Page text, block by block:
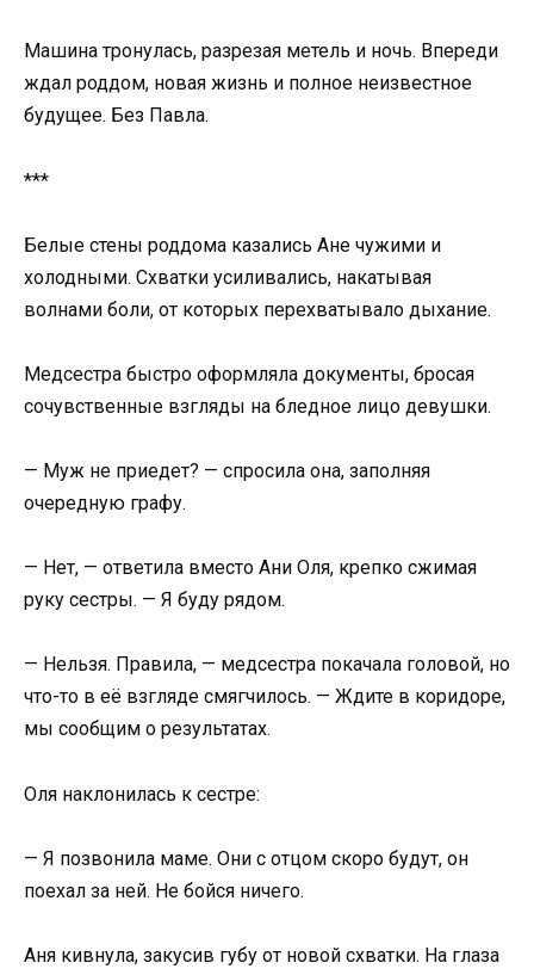
Машина тронулась, разрезая метель и ночь. Впереди
ждал роддом, новая жизнь и полное неизвестное
будущее. Без Павла.
***
Белые стены роддома казались Ане чужими и
холодными. Схватки усиливались, накатывая
волнами боли, от которых перехватывало дыхание.
Медсестра быстро оформляла документы, бросая
сочувственные взгляды на бледное лицо девушки.
— Муж не приедет? — спросила она, заполняя
очередную графу.
— Нет, — ответила вместо Ани Оля, крепко сжимая
руку сестры. — Я буду рядом.
— Нельзя. Правила, — медсестра покачала головой, но
что-то в её взгляде смягчилось. — Ждите в коридоре,
мы сообщим о результатах.
Оля наклонилась к сестре:
— Я позвонила маме. Они с отцом скоро будут, он
поехал за ней. Не бойся ничего.
Аня кивнула, закусив губу от новой схватки. На глаза